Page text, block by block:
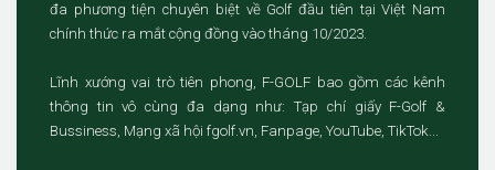
đa phương tiện chuyên biệt về Golf đầu tiên tại Việt Nam
chính thức ra mắt cộng đồng vào tháng 10/2023.
Lĩnh xướng vai trò tiên phong, F-GOLF bao gồm các kênh
thông tin vô cùng đa dạng như: Tạp chí giấy F-Golf &
Bussiness, Mạng xã hội fgolf.vn, Fanpage, YouTube, TikTok...